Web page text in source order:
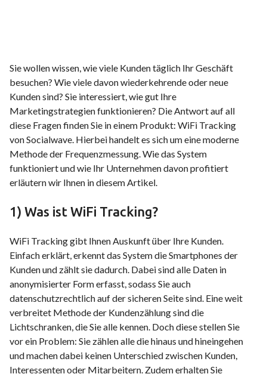
Sie wollen wissen, wie viele Kunden täglich Ihr Geschäft
besuchen? Wie viele davon wiederkehrende oder neue
Kunden sind? Sie interessiert, wie gut Ihre
Marketingstrategien funktionieren? Die Antwort auf all
diese Fragen finden Sie in einem Produkt: WiFi Tracking
von Socialwave. Hierbei handelt es sich um eine moderne
Methode der Frequenzmessung. Wie das System
funktioniert und wie Ihr Unternehmen davon profitiert
erläutern wir Ihnen in diesem Artikel.
1) Was ist WiFi Tracking?
WiFi Tracking gibt Ihnen Auskunft über Ihre Kunden.
Einfach erklärt, erkennt das System die Smartphones der
Kunden und zählt sie dadurch. Dabei sind alle Daten in
anonymisierter Form erfasst, sodass Sie auch
datenschutzrechtlich auf der sicheren Seite sind. Eine weit
verbreitet Methode der Kundenzählung sind die
Lichtschranken, die Sie alle kennen. Doch diese stellen Sie
vor ein Problem: Sie zählen alle die hinaus und hineingehen
und machen dabei keinen Unterschied zwischen Kunden,
Interessenten oder Mitarbeitern. Zudem erhalten Sie